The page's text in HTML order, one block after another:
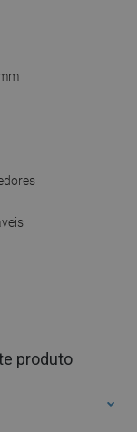
produto